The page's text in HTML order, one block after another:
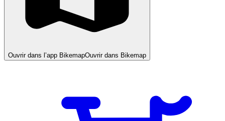
Ouvrir dans l’app BikemapOuvrir dans Bikemap